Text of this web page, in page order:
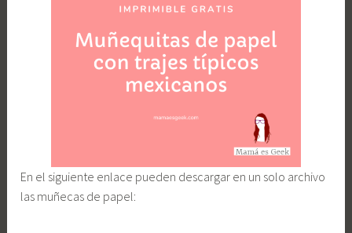
En el siguiente enlace pueden descargar en un solo archivo
las muñecas de papel: